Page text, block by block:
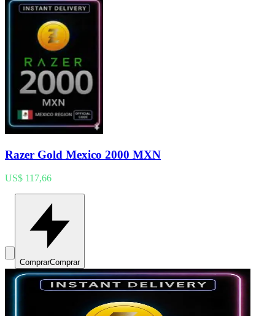
Razer Gold Mexico 2000 MXN
US$ 117,66
ComprarComprar